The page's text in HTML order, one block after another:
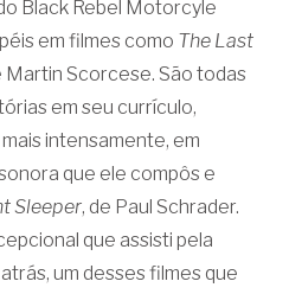
Black Rebel Motorcyle
em filmes como The Last
Martin Scorcese. São todas
em seu currículo,
intensamente, em
que ele compôs e
Sleeper, de Paul Schrader.
que assisti pela
um desses filmes que